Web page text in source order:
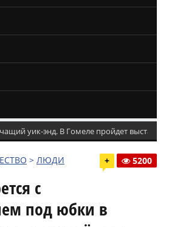
уик-энд. В Гомеле пройдет выставка
> ЛЮДИ + 5200
с
под юбки в